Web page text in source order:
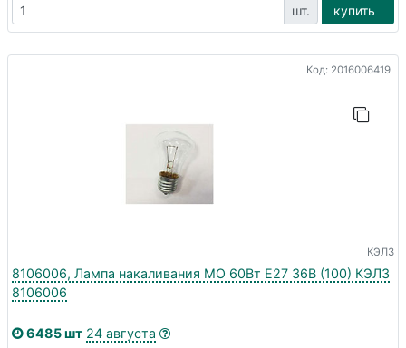
шт. купить
Код: 2016006419
КЭЛЗ
8106006, Лампа накаливания МО 60Вт E27 36В (100) КЭЛЗ
8106006
6485 шт 24 августа